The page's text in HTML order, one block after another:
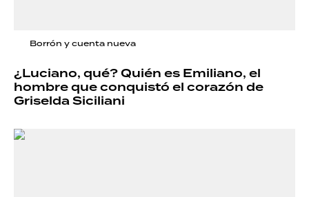
Borrón y cuenta nueva
¿Luciano, qué? Quién es Emiliano, el
hombre que conquistó el corazón de
Griselda Siciliani